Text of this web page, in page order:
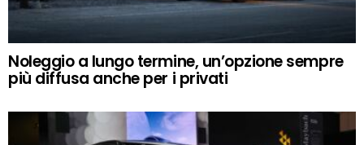
Noleggio a lungo termine, un’opzione sempre
più diffusa anche per i privati